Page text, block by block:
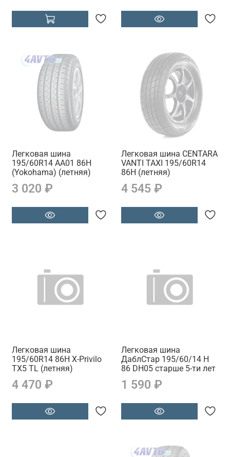
Легковая шина
195/60R14 АА01 86H
(Yokohama) (летняя)
3 020 ₽
Легковая шина CENTARA
VANTI TAXI 195/60R14
86H (летняя)
4 545 ₽
Легковая шина
195/60R14 86H X-Privilo
TX5 TL (летняя)
4 470 ₽
Легковая шина
ДаблСтар 195/60/14 H
86 DH05 старше 5-ти лет
1 590 ₽